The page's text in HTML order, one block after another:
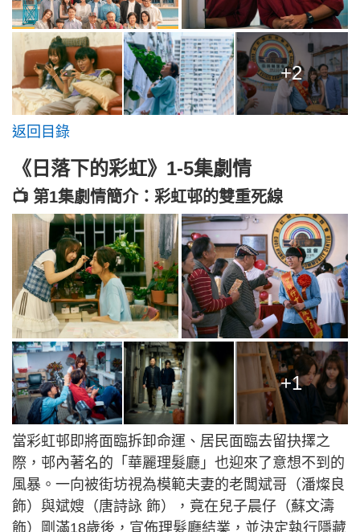
+2
返回目錄
《日落下的彩虹》1-5集劇情
📺 第1集劇情簡介：彩虹邨的雙重死線
+1
當彩虹邨即將面臨拆卸命運、居民面臨去留抉擇之
際，邨內著名的「華麗理髮廳」也迎來了意想不到的
風暴。一向被街坊視為模範夫妻的老闆斌哥（潘燦良
飾）與斌嫂（唐詩詠 飾），竟在兒子晨仔（蘇文濤
飾）剛滿18歲後，宣佈理髮廳結業，並決定執行隱藏